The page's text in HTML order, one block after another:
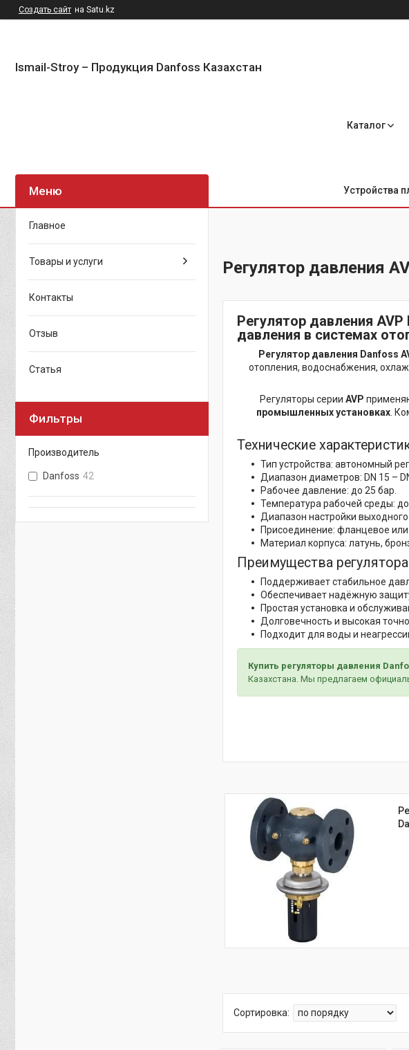
Создать сайт на Satu.kz
Ismail-Stroy – Продукция Danfoss Казахстан
Каталог
Устройства
Регулятор давления
Регулятор давления
давления в системах
Регулятор давления Danfoss
отопления, водоснабжения,
Регуляторы серии AVP
промышленных установках.
Технические
Тип устройства: автономный
Диапазон диаметров: DN 15 –
Рабочее давление: до 25 бар.
Температура рабочей среды: до
Диапазон настройки
Присоединение: фланцевое или
Материал корпуса: латунь,
Преимущества
Поддерживает стабильное
Обеспечивает надёжную
Простая установка и
Долговечность и высокая
Подходит для воды и
Купить регуляторы давления
Казахстана. Мы предлагаем
Главное
Товары и услуги
Контакты
Отзыв
Статья
Фильтры
Производитель
Danfoss 42